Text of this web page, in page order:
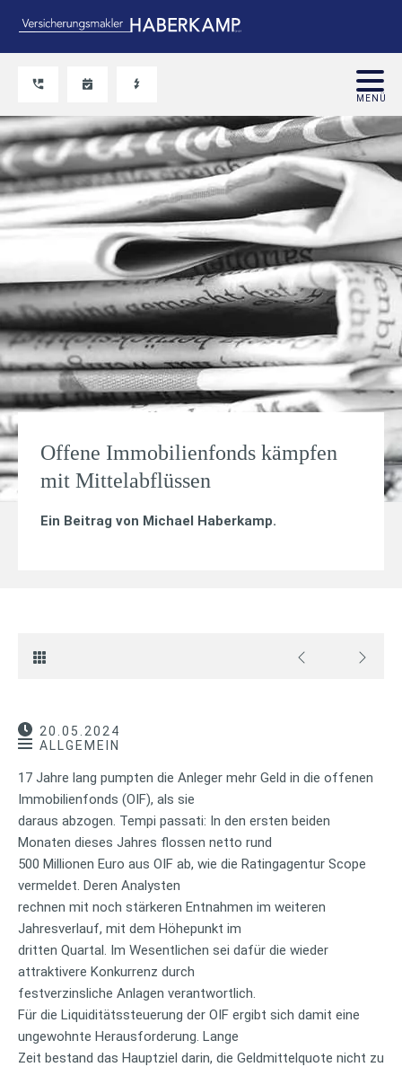
Offene Immobilienfonds kämpfen
mit Mittelabflüssen
Ein Beitrag von Michael Haberkamp.
20.05.2024
ALLGEMEIN
17 Jahre lang pumpten die Anleger mehr Geld in die offenen
Immobilienfonds (OIF), als sie
daraus abzogen. Tempi passati: In den ersten beiden
Monaten dieses Jahres flossen netto rund
500 Millionen Euro aus OIF ab, wie die Ratingagentur Scope
vermeldet. Deren Analysten
rechnen mit noch stärkeren Entnahmen im weiteren
Jahresverlauf, mit dem Höhepunkt im
dritten Quartal. Im Wesentlichen sei dafür die wieder
attraktivere Konkurrenz durch
festverzinsliche Anlagen verantwortlich.
Für die Liquiditätssteuerung der OIF ergibt sich damit eine
ungewohnte Herausforderung. Lange
Zeit bestand das Hauptziel darin, die Geldmittelquote nicht zu